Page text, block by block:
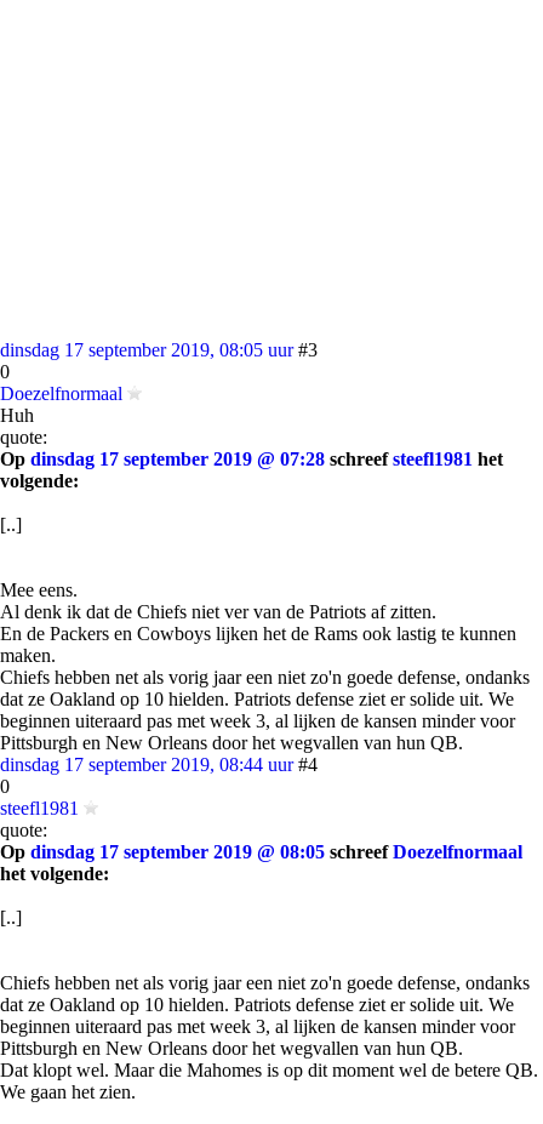
dinsdag 17 september 2019, 08:05 uur #3
0
Doezelfnormaal
Huh
quote:
Op dinsdag 17 september 2019 @ 07:28 schreefsteefl1981 het
volgende:
[..]
Mee eens.
Al denk ik dat de Chiefs niet ver van de Patriots af zitten.
En de Packers en Cowboys lijken het de Rams ook lastig te kunnen
maken.
Chiefs hebben net als vorig jaar een niet zo'n goede defense, ondanks
dat ze Oakland op 10 hielden. Patriots defense ziet er solide uit. We
beginnen uiteraard pas met week 3, al lijken de kansen minder voor
Pittsburgh en New Orleans door het wegvallen van hun QB.
dinsdag 17 september 2019, 08:44 uur #4
0
steefl1981
quote:
Op dinsdag 17 september 2019 @ 08:05 schreefDoezelfnormaal
het volgende:
[..]
Chiefs hebben net als vorig jaar een niet zo'n goede defense, ondanks
dat ze Oakland op 10 hielden. Patriots defense ziet er solide uit. We
beginnen uiteraard pas met week 3, al lijken de kansen minder voor
Pittsburgh en New Orleans door het wegvallen van hun QB.
Dat klopt wel. Maar die Mahomes is op dit moment wel de betere QB.
We gaan het zien.